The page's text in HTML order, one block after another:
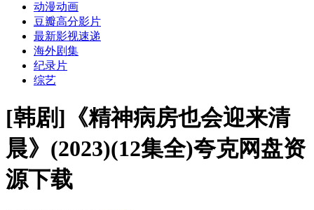
动漫动画
豆瓣高分影片
最新影视速递
海外剧集
纪录片
综艺
[韩剧]《精神病房也会迎来清
晨》(2023)(12集全)夸克网盘资
源下载